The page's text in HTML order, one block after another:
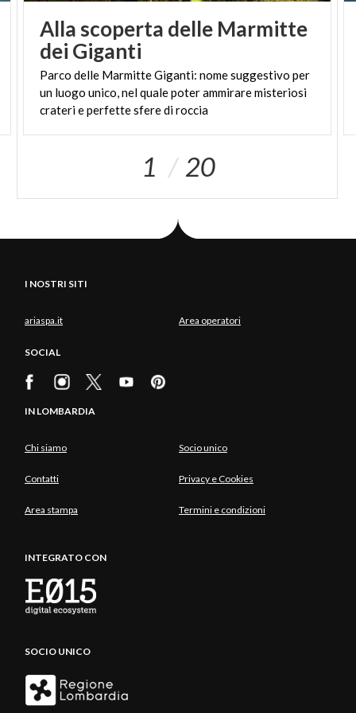
Alla scoperta delle Marmitte
dei Giganti
Parco delle Marmitte Giganti: nome suggestivo per
un luogo unico, nel quale poter ammirare misteriosi
crateri e perfette sfere di roccia
1 20
I NOSTRI SITI
ariaspa.it Area operatori
SOCIAL
IN LOMBARDIA
Chi siamo Socio unico
Contatti Privacy e Cookies
Area stampa Termini e condizioni
INTEGRATO CON
SOCIO UNICO